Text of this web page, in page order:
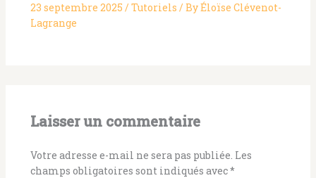
23 septembre 2025 / Tutoriels / ByÉloïse Clévenot-
Lagrange
Laisser un commentaire
Votre adresse e-mail ne sera pas publiée. Les
champs obligatoires sont indiqués avec*